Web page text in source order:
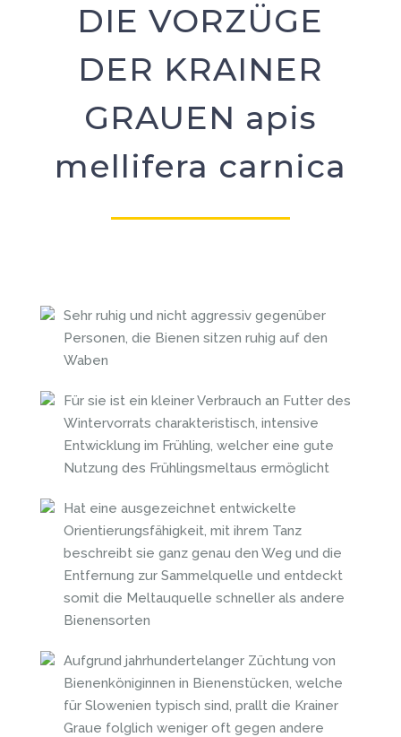
DIE VORZÜGE
DER KRAINER
GRAUEN apis
mellifera carnica
Sehr ruhig und nicht aggressiv gegenüber
Personen, die Bienen sitzen ruhig auf den
Waben
Für sie ist ein kleiner Verbrauch an Futter des
Wintervorrats charakteristisch, intensive
Entwicklung im Frühling, welcher eine gute
Nutzung des Frühlingsmeltaus ermöglicht
Hat eine ausgezeichnet entwickelte
Orientierungsfähigkeit, mit ihrem Tanz
beschreibt sie ganz genau den Weg und die
Entfernung zur Sammelquelle und entdeckt
somit die Meltauquelle schneller als andere
Bienensorten
Aufgrund jahrhundertelanger Züchtung von
Bienenköniginnen in Bienenstücken, welche
für Slowenien typisch sind, prallt die Krainer
Graue folglich weniger oft gegen andere